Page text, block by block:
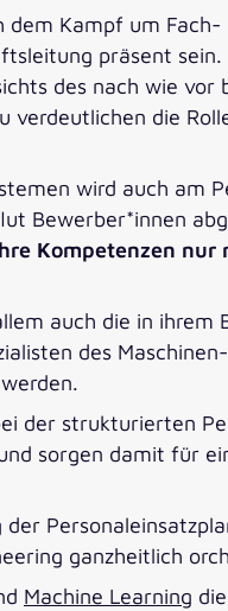
Kampf um
präsent
des nach wie
die
wird auch am
Bewerber*innen
Kompetenzen
auch die in ihrem
des
der strukturierten
sorgen damit für
ganzheitlich
Machine Learning